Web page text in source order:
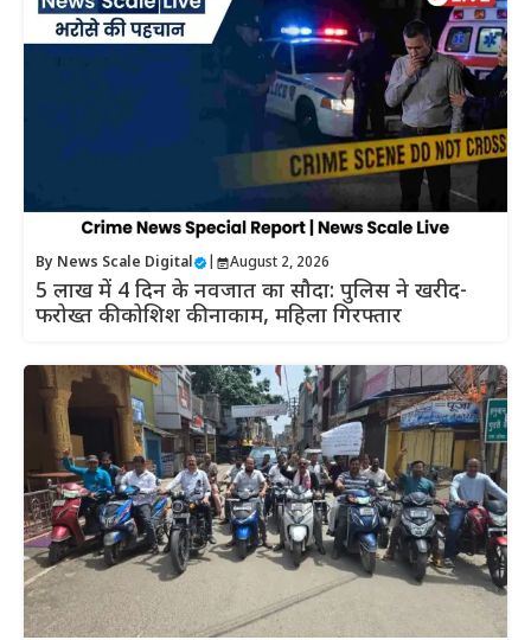
By News Scale Digital August 2, 2026
5 लाख में 4 दिन के नवजात का सौदा: पुलिस ने खरीद-
फरोख्त की कोशिश की नाकाम, महिला गिरफ्तार